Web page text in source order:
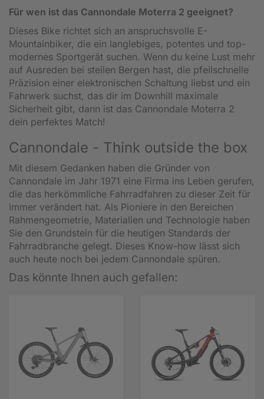
Für wen ist das Cannondale Moterra 2 geeignet?
Dieses Bike richtet sich an anspruchsvolle E-
Mountainbiker, die ein langlebiges, potentes und top-
modernes Sportgerät suchen. Wenn du keine Lust mehr
auf Ausreden bei steilen Bergen hast, die pfeilschnelle
Präzision einer elektronischen Schaltung liebst und ein
Fahrwerk suchst, das dir im Downhill maximale
Sicherheit gibt, dann ist das Cannondale Moterra 2
dein perfektes Match!
Cannondale - Think outside the box
Mit diesem Gedanken haben die Gründer von
Cannondale im Jahr 1971 eine Firma ins Leben gerufen,
die das herkömmliche Fahrradfahren zu dieser Zeit für
immer verändert hat. Als Pioniere in den Bereichen
Rahmengeometrie, Materialien und Technologie haben
Sie den Grundstein für die heutigen Standards der
Fahrradbranche gelegt. Dieses Know-how lässt sich
auch heute noch bei jedem Cannondale spüren.
Das könnte Ihnen auch gefallen: